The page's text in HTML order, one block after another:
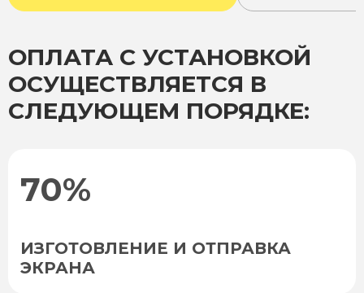
ОПЛАТА С УСТАНОВКОЙ
ОСУЩЕСТВЛЯЕТСЯ В
СЛЕДУЮЩЕМ ПОРЯДКЕ:
70%
ИЗГОТОВЛЕНИЕ И ОТПРАВКА
ЭКРАНА